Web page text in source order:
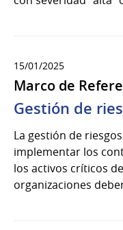
15/01/2025
Marco de
Gestión de
La gestión de
implementar los
los activos críticos
organizaciones